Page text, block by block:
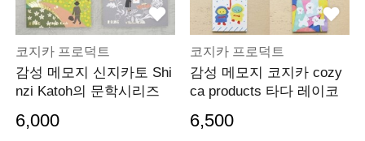
코지카 프로덕트
감성 메모지 신지카토 Shi
nzi Katoh의 문학시리즈
6,000
코지카 프로덕트
감성 메모지 코지카 cozy
ca products 타다 레이코
6,500